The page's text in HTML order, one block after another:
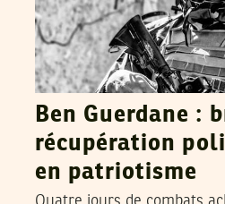
Ben Guerdane :
récupération
en patriotisme